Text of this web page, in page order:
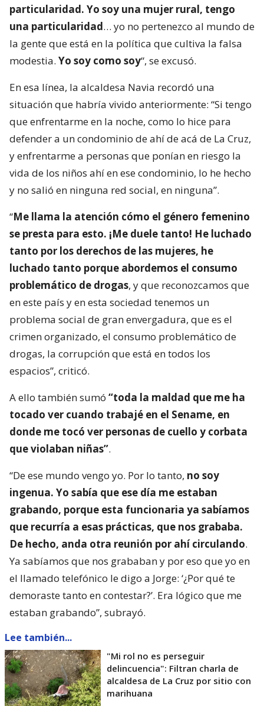
particularidad. Yo soy una mujer rural, tengo
una particularidad… yo no pertenezco al mundo de
la gente que está en la política que cultiva la falsa
modestia. Yo soy como soy“, se excusó.
En esa línea, la alcaldesa Navia recordó una
situación que habría vivido anteriormente: “Si tengo
que enfrentarme en la noche, como lo hice para
defender a un condominio de ahí de acá de La Cruz,
y enfrentarme a personas que ponían en riesgo la
vida de los niños ahí en ese condominio, lo he hecho
y no salió en ninguna red social, en ninguna”.
“Me llama la atención cómo el género femenino
se presta para esto. ¡Me duele tanto! He luchado
tanto por los derechos de las mujeres, he
luchado tanto porque abordemos el consumo
problemático de drogas, y que reconozcamos que
en este país y en esta sociedad tenemos un
problema social de gran envergadura, que es el
crimen organizado, el consumo problemático de
drogas, la corrupción que está en todos los
espacios”, criticó.
A ello también sumó “toda la maldad que me ha
tocado ver cuando trabajé en el Sename, en
donde me tocó ver personas de cuello y corbata
que violaban niñas”.
“De ese mundo vengo yo. Por lo tanto, no soy
ingenua. Yo sabía que ese día me estaban
grabando, porque esta funcionaria ya sabíamos
que recurría a esas prácticas, que nos grababa.
De hecho, anda otra reunión por ahí circulando.
Ya sabíamos que nos grababan y por eso que yo en
el llamado telefónico le digo a Jorge: ‘¿Por qué te
demoraste tanto en contestar?’. Era lógico que me
estaban grabando”, subrayó.
Lee también...
"Mi rol no es perseguir
delincuencia": Filtran charla de
alcaldesa de La Cruz por sitio con
marihuana